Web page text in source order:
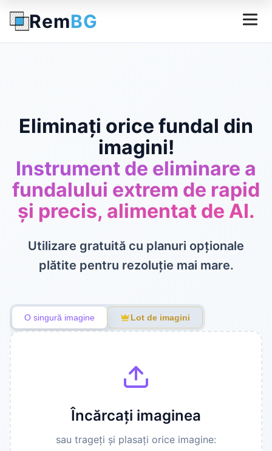
RemBG
Eliminați orice fundal din
imagini!
Instrument de eliminare a
fundalului extrem de rapid
și precis, alimentat de AI.
Utilizare gratuită cu planuri opționale
plătite pentru rezoluție mai mare.
O singură imagine Lot de imagini
Culoare de fundal
Ieșire
Încărcați imaginea
sau trageți și plasați orice imagine: